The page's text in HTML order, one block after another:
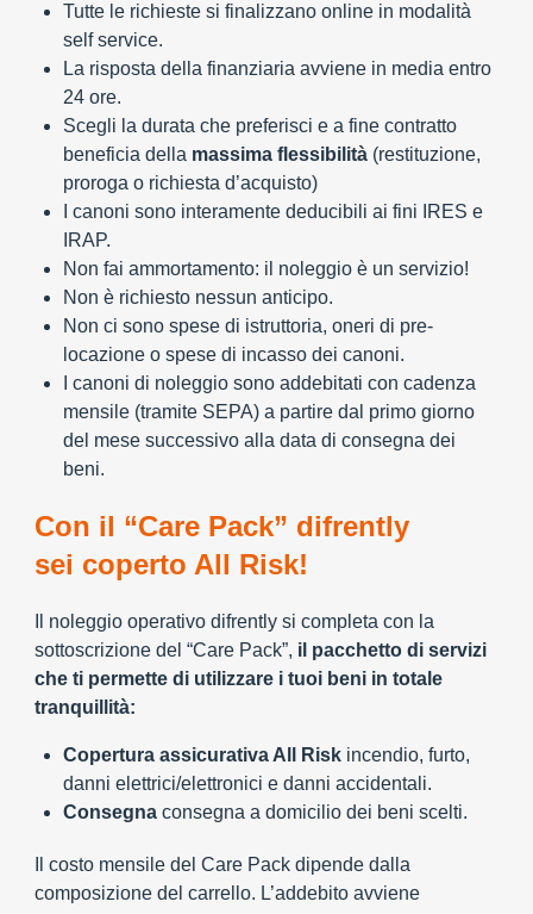
Tutte le richieste si finalizzano online in modalità
self service.
La risposta della finanziaria avviene in media entro
24 ore.
Scegli la durata che preferisci e a fine contratto
beneficia della massima flessibilità (restituzione,
proroga o richiesta d’acquisto)
I canoni sono interamente deducibili ai fini IRES e
IRAP.
Non fai ammortamento: il noleggio è un servizio!
Non è richiesto nessun anticipo.
Non ci sono spese di istruttoria, oneri di pre-
locazione o spese di incasso dei canoni.
I canoni di noleggio sono addebitati con cadenza
mensile (tramite SEPA) a partire dal primo giorno
del mese successivo alla data di consegna dei
beni.
Con il “Care Pack” difrently
sei coperto All Risk!
Il noleggio operativo difrently si completa con la
sottoscrizione del “Care Pack”, il pacchetto di servizi
che ti permette di utilizzare i tuoi beni in totale
tranquillità:
Copertura assicurativa All Risk incendio, furto,
danni elettrici/elettronici e danni accidentali.
Consegna consegna a domicilio dei beni scelti.
Il costo mensile del Care Pack dipende dalla
composizione del carrello. L’addebito avviene